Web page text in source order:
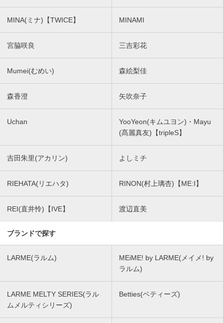
MINA(ミナ)【TWICE】 MINAMI
宮脇咲良 三吉彩花
Mumei(むめい) 森絵梨佳
森香澄 矢吹奈子
Uchan
YooYeon(キムユヨン)・Mayu
(髙麗真友)【tripleS】
吉田朱里(アカリン) よしミチ
RIEHATA(リエハタ) RINON(村上璃杏)【ME:I】
REI(直井怜)【IVE】 渡辺直美
ブランドで探す
LARME(ラルム)
MEiME! by LARME(メイメ! by
ラルム)
LARME MELTY SERIES(ラル
ムメルティシリーズ)
Betties(ベティーズ)